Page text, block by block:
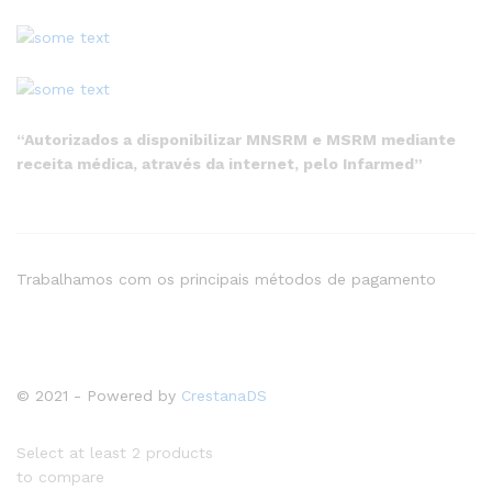
“Autorizados a disponibilizar MNSRM e MSRM mediante
receita médica, através da internet, pelo Infarmed”
© 2021 - Powered by CrestanaDS
Trabalhamos com os principais métodos de pagamento
Select at least 2 products
to compare